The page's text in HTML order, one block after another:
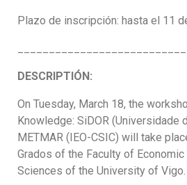
Plazo de inscripción: hasta el 11
DESCRIPTIÓN:
On Tuesday, March 18, the
Knowledge: SiDOR (Universidade
METMAR (IEO-CSIC) will take
Grados of the Faculty of
Sciences of the University of Vigo.